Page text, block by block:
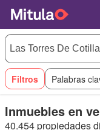
Filtros Palabras
Inmuebles en
40.454 propiedades